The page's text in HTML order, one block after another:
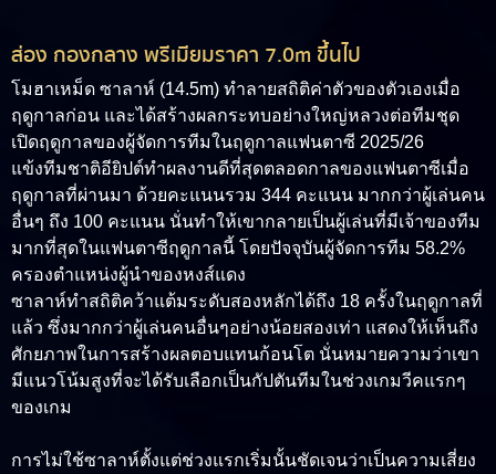
ส่อง กองกลาง พรีเมียมราคา 7.0m ขึ้นไป
โมฮาเหม็ด ซาลาห์ (14.5m) ทำลายสถิติค่าตัวของตัวเองเมื่อ
ฤดูกาลก่อน และได้สร้างผลกระทบอย่างใหญ่หลวงต่อทีมชุด
เปิดฤดูกาลของผู้จัดการทีมในฤดูกาลแฟนตาซี 2025/26
แข้งทีมชาติอียิปต์ทำผลงานดีที่สุดตลอดกาลของแฟนตาซีเมื่อ
ฤดูกาลที่ผ่านมา ด้วยคะแนนรวม 344 คะแนน มากกว่าผู้เล่นคน
อื่นๆ ถึง 100 คะแนน นั่นทำให้เขากลายเป็นผู้เล่นที่มีเจ้าของทีม
มากที่สุดในแฟนตาซีฤดูกาลนี้ โดยปัจจุบันผู้จัดการทีม 58.2%
ครองตำแหน่งผู้นำของหงส์แดง
ซาลาห์ทำสถิติคว้าแต้มระดับสองหลักได้ถึง 18 ครั้งในฤดูกาลที่
แล้ว ซึ่งมากกว่าผู้เล่นคนอื่นๆอย่างน้อยสองเท่า แสดงให้เห็นถึง
ศักยภาพในการสร้างผลตอบแทนก้อนโต นั่นหมายความว่าเขา
มีแนวโน้มสูงที่จะได้รับเลือกเป็นกัปตันทีมในช่วงเกมวีคแรกๆ
ของเกม
การไม่ใช้ซาลาห์ตั้งแต่ช่วงแรกเริ่มนั้นชัดเจนว่าเป็นความเสี่ยง